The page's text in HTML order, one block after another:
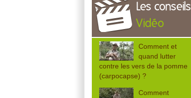
Les conseils
Vidéo
Comment et
quand lutter
contre les vers de la pomme
(carpocapse) ?
Comment